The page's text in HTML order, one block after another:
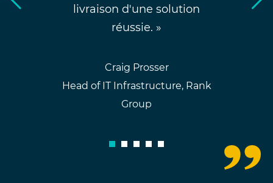
livraison d'une solution
réussie. »
Craig Prosser
Head of IT Infrastructure, Rank
Group
1 2 3 4